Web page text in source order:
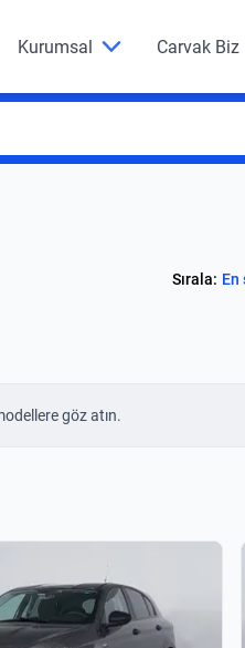
Kurumsal Carvak Biz
Sırala: En
göz atın.